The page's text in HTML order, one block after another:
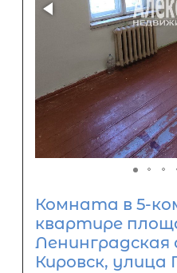
Комната в 5-
квартире
Ленинградская
Кировск, улица